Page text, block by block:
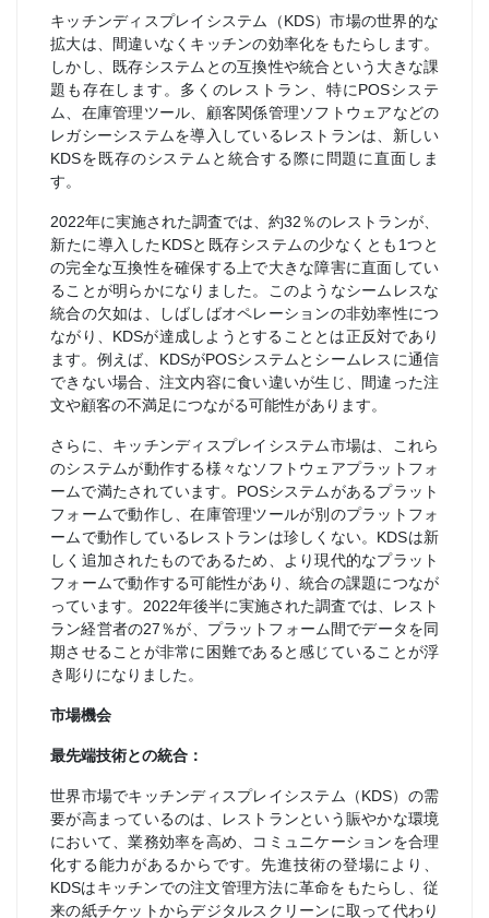
キッチンディスプレイシステム（KDS）市場の世界的な
拡大は、間違いなくキッチンの効率化をもたらします。
しかし、既存システムとの互換性や統合という大きな課
題も存在します。多くのレストラン、特にPOSシステ
ム、在庫管理ツール、顧客関係管理ソフトウェアなどの
レガシーシステムを導入しているレストランは、新しい
KDSを既存のシステムと統合する際に問題に直面しま
す。
2022年に実施された調査では、約32％のレストランが、
新たに導入したKDSと既存システムの少なくとも1つと
の完全な互換性を確保する上で大きな障害に直面してい
ることが明らかになりました。このようなシームレスな
統合の欠如は、しばしばオペレーションの非効率性につ
ながり、KDSが達成しようとすることとは正反対であり
ます。例えば、KDSがPOSシステムとシームレスに通信
できない場合、注文内容に食い違いが生じ、間違った注
文や顧客の不満足につながる可能性があります。
さらに、キッチンディスプレイシステム市場は、これら
のシステムが動作する様々なソフトウェアプラットフォ
ームで満たされています。POSシステムがあるプラット
フォームで動作し、在庫管理ツールが別のプラットフォ
ームで動作しているレストランは珍しくない。KDSは新
しく追加されたものであるため、より現代的なプラット
フォームで動作する可能性があり、統合の課題につなが
っています。2022年後半に実施された調査では、レスト
ラン経営者の27％が、プラットフォーム間でデータを同
期させることが非常に困難であると感じていることが浮
き彫りになりました。
市場機会
最先端技術との統合：
世界市場でキッチンディスプレイシステム（KDS）の需
要が高まっているのは、レストランという賑やかな環境
において、業務効率を高め、コミュニケーションを合理
化する能力があるからです。先進技術の登場により、
KDSはキッチンでの注文管理方法に革命をもたらし、従
来の紙チケットからデジタルスクリーンに取って代わり